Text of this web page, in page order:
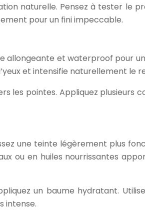
naturelle. Pensez à tester le
pour un fini impeccable.
et waterproof pour
et intensifie naturellement le
les pointes. Appliquez plusieurs
une teinte légèrement plus
ou en huiles nourrissantes
un baume hydratant.
intense.